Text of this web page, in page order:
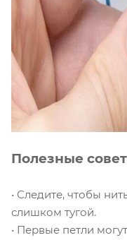
Полезные
• Следите, чтобы
слишком тугой.
• Первые петли